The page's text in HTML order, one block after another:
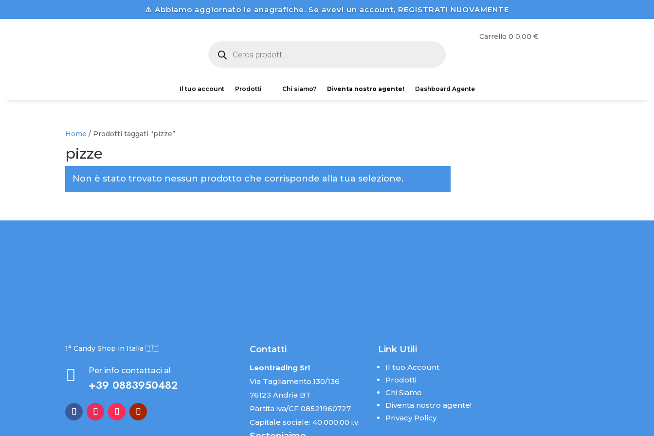
⚠️ Abbiamo aggiornato le anagrafiche. Se avevi un account, REGISTRATI NUOVAMENTE
search
Carrello 00,00€
Il tuo account Prodotti Chi siamo? Diventa nostro agente! Dashboard Agente
Home / Prodotti taggati “pizze”
pizze
Non è stato trovato nessun prodotto che corrisponde alla tua selezione.
1° Candy Shop in Italia 🇮🇹
 Per info contattaci al
+39 0883950482
Contatti
Leontrading Srl
Via Tagliamento,130/136
76123 Andria BT
Partita iva/CF 08521960727
Capitale sociale: 40.000,00 i.v.
Link Utili
Il tuo Account
Prodotti
Chi Siamo
Diventa nostro agente!
Privacy Policy